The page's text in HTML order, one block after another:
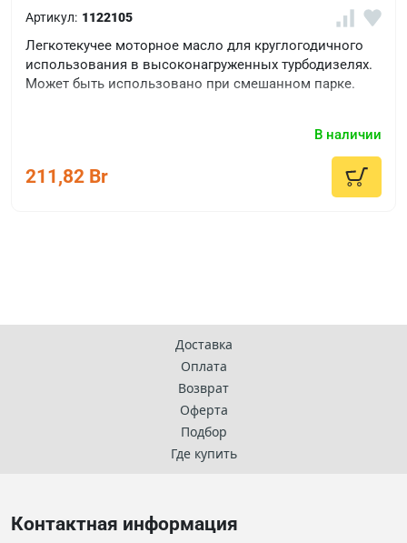
Артикул: 1122105
Легкотекучее моторное масло для круглогодичного
использования в высоконагруженных турбодизелях.
Может быть использовано при смешанном парке.
В наличии
211,82 Br
Доставка
Оплата
Возврат
Оферта
Подбор
Где купить
Контактная информация